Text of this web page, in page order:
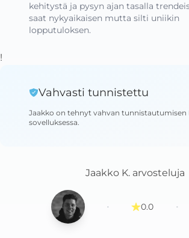
kehitystä ja pysyn ajan tasalla
saat nykyaikaisen mutta silti uniikin
lopputuloksen.
!
Vahvasti tunnistettu
Jaakko on tehnyt vahvan tunnistautumisen
sovelluksessa.
Jaakko K. arvosteluja
· 0.0 ·